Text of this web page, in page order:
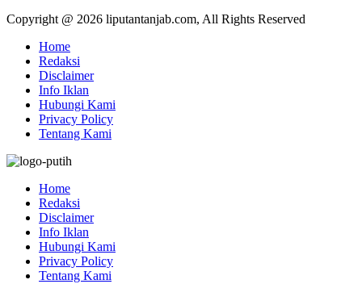
Copyright @ 2026 liputantanjab.com, All Rights Reserved
Home
Redaksi
Disclaimer
Info Iklan
Hubungi Kami
Privacy Policy
Tentang Kami
Home
Redaksi
Disclaimer
Info Iklan
Hubungi Kami
Privacy Policy
Tentang Kami